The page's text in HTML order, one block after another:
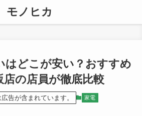
モノヒカ
はどこが安い？おすすめ
店の店員が徹底比較
告が含まれています。 家電